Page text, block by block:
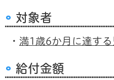
対象者
・ 満1歳6か月に達す
給付金額